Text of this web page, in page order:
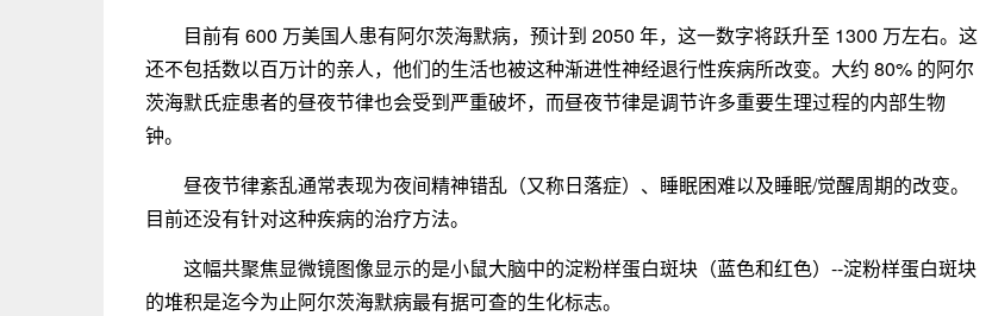
目前有 600 万美国人患有阿尔茨海默病，预计到 2050 年，这一数字将跃升至 1300 万左右。这
还不包括数以百万计的亲人，他们的生活也被这种渐进性神经退行性疾病所改变。大约 80% 的阿尔
茨海默氏症患者的昼夜节律也会受到严重破坏，而昼夜节律是调节许多重要生理过程的内部生物
钟。
昼夜节律紊乱通常表现为夜间精神错乱（又称日落症）、睡眠困难以及睡眠/觉醒周期的改变。
目前还没有针对这种疾病的治疗方法。
这幅共聚焦显微镜图像显示的是小鼠大脑中的淀粉样蛋白斑块（蓝色和红色）--淀粉样蛋白斑块
的堆积是迄今为止阿尔茨海默病最有据可查的生化标志。